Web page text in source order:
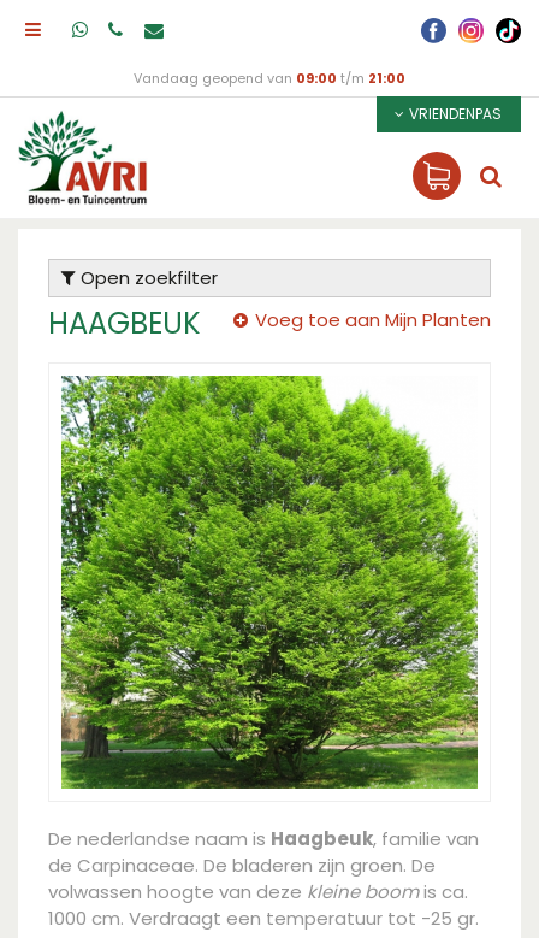
Vandaag geopend van 09:00 t/m 21:00
VRIENDENPAS
Open zoekfilter
HAAGBEUK Voeg toe aan Mijn Planten
De nederlandse naam is Haagbeuk, familie van
de Carpinaceae. De bladeren zijn groen. De
volwassen hoogte van deze kleine boomis ca.
1000 cm. Verdraagt een temperatuur tot -25 gr.